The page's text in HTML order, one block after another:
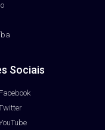
Sociais
Facebook